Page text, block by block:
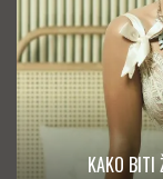
KAKO BITI